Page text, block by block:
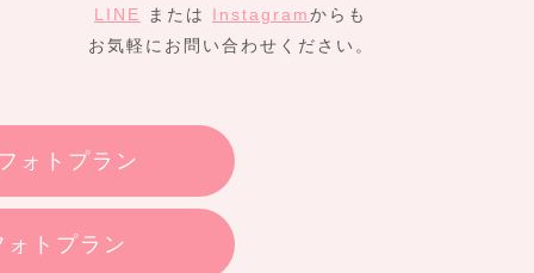
LINE または Instagramからも
お気軽にお問い合わせください。
ォトプラン
ォトプラン